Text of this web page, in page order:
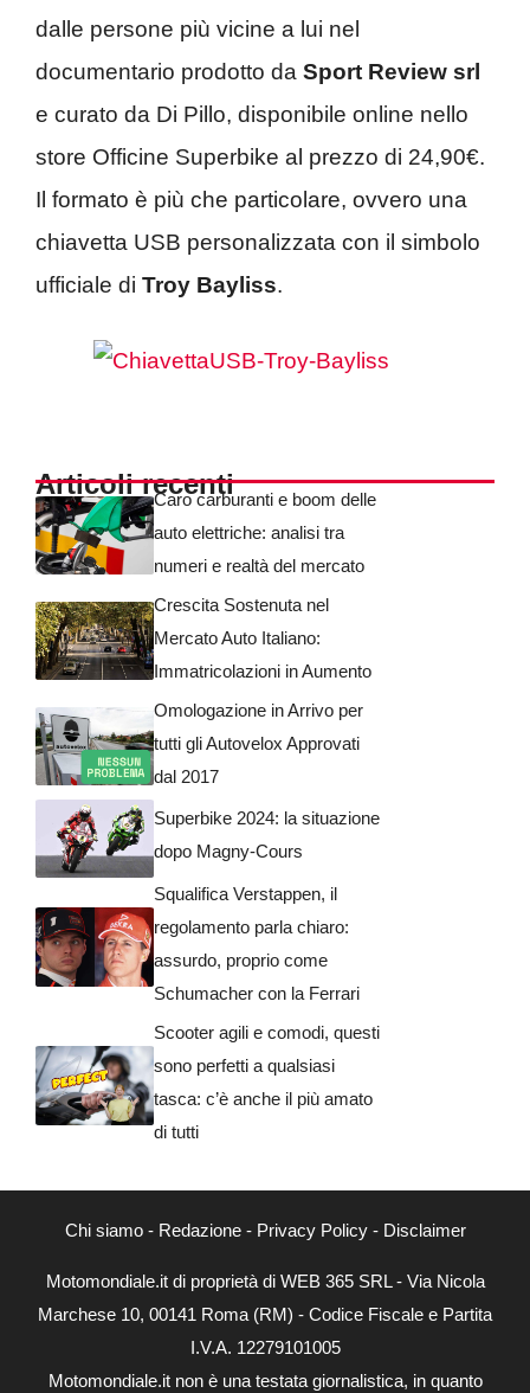
dalle persone più vicine a lui nel
documentario prodotto da Sport Review srl
e curato da Di Pillo, disponibile online nello
store Officine Superbike al prezzo di 24,90€.
Il formato è più che particolare, ovvero una
chiavetta USB personalizzata con il simbolo
ufficiale di Troy Bayliss.
Articoli recentiCaro carburanti e boom delle
auto elettriche: analisi tra
numeri e realtà del mercato
Crescita Sostenuta nel
Mercato Auto Italiano:
Immatricolazioni in Aumento
Omologazione in Arrivo per
tutti gli Autovelox Approvati
dal 2017
Superbike 2024: la situazione
dopo Magny-Cours
Squalifica Verstappen, il
regolamento parla chiaro:
assurdo, proprio come
Schumacher con la Ferrari
Scooter agili e comodi, questi
sono perfetti a qualsiasi
tasca: c’è anche il più amato
di tutti
Chi siamo- Redazione- Privacy Policy- Disclaimer
Motomondiale.it di proprietà di WEB 365 SRL - Via Nicola
Marchese 10, 00141 Roma (RM) - Codice Fiscale e Partita
I.V.A. 12279101005
Motomondiale.it non è una testata giornalistica, in quanto